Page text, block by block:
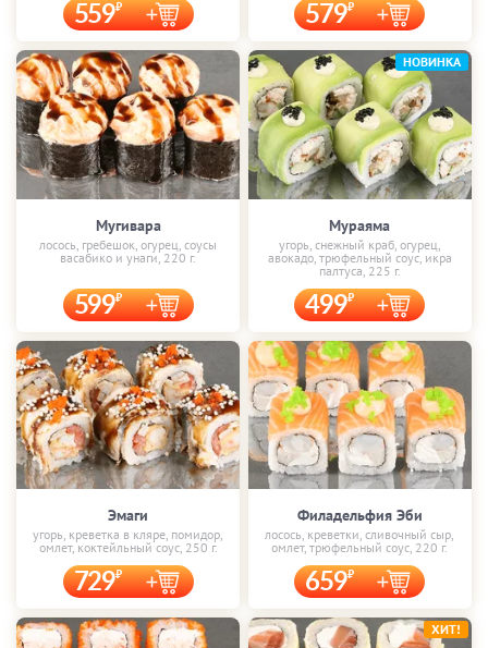
559 579
Мугивара
лосось, гребешок, огурец, соусы
васабико и унаги, 220 г.
599
Мураяма
угорь, снежный краб, огурец,
авокадо, трюфельный соус, икра
палтуса, 225 г.
499
НОВИНКА
Эмаги
угорь, креветка в кляре, помидор,
омлет, коктейльный соус, 250 г.
729
Филадельфия Эби
лосось, креветки, сливочный сыр,
омлет, трюфельный соус, 220 г.
659
ХИТ!